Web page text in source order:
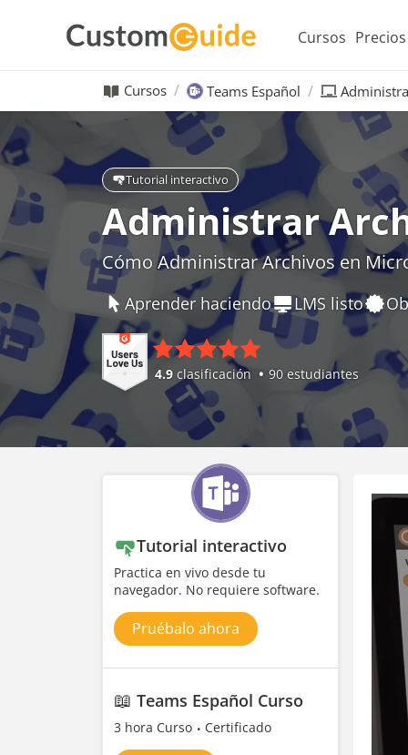
Cursos Precios
Cursos Teams Español
Tutorial interactivo
Administrar
Cómo Administrar Archivos en
Aprender haciendo LMS listo
4.9 clasificación 90 estudiantes
Tutorial interactivo
Practica en vivo desde tu
navegador. No requiere software.
Pruébalo ahora
📖 Teams Español Curso
3 hora Curso Certificado